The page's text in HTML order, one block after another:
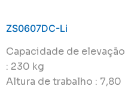
ZS0607DC-Li
Capacidade de elevação
: 230 kg
Altura de trabalho : 7,80